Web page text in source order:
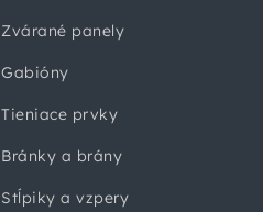
Zvárané panely
Gabióny
Tieniace prvky
Bránky a brány
Stĺpiky a vzpery